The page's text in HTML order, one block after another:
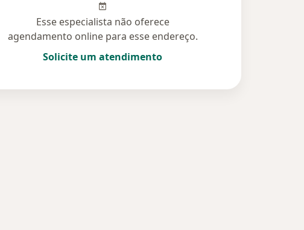
(2)
Esse especialista não oferece
agendamento online para esse endereço.
Solicite um atendimento